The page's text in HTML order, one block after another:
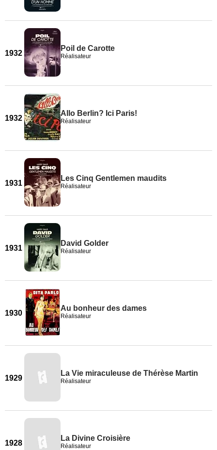
1932
Poil de Carotte
Réalisateur
1932
Allo Berlin? Ici Paris!
Réalisateur
1931
Les Cinq Gentlemen maudits
Réalisateur
1931
David Golder
Réalisateur
1930
Au bonheur des dames
Réalisateur
1929
La Vie miraculeuse de Thérèse Martin
Réalisateur
1928
La Divine Croisière
Réalisateur